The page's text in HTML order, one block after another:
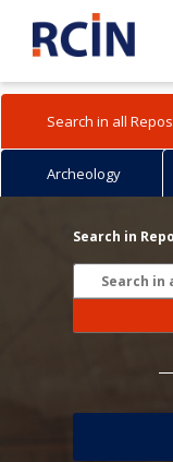
Search in all
Archeology
Search in